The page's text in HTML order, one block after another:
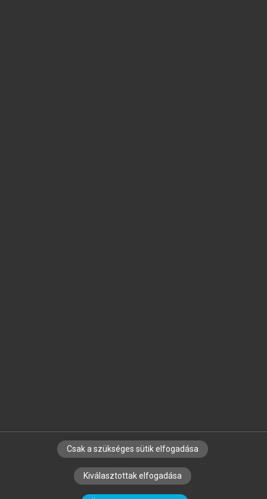
SZERZŐKNEK CÉGEKNEK KÖNYVTÁROSOKNAK
SZERKESZTÉSI ÉS LEKTORÁLÁSI ALAPELVEK
Csak a szükséges sütik elfogadása
Kiválasztottak elfogadása